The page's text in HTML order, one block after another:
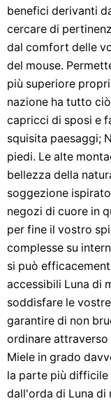
benefici derivanti
cercare di
dal comfort delle
del mouse.
più superiore
nazione ha tutto
capricci di sposi e
squisita paesaggi;
piedi. Le alte
bellezza della
soggezione
negozi di cuore in
per fine il vostro
complesse su
si può
accessibili Luna di
soddisfare le
garantire di non
ordinare
Miele in grado
la parte più
dall'orda di Luna di